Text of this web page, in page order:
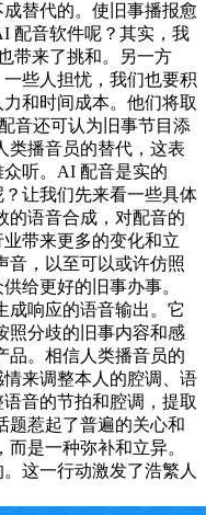
替代的。使旧事播报愈
配音软件呢？其实，我
带来了挑和。另一方
些人担忧，我们也要积
和时间成本。他们将取
音还可认为旧事节目添
类播音员的替代，这表
听。AI 配音是实的
让我们先来看一些具体
的语音合成，对配音的
带来更多的变化和立
音，以至可以或许仿照
给更好的旧事办事。
成响应的语音输出。它
照分歧的旧事内容和感
品。相信人类播音员的
来调整本人的腔调、语
音的节拍和腔调，提取
题惹起了普遍的关心和
是一种弥补和立异。
这一行动激发了浩繁人